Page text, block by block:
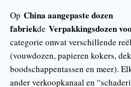
Op China aangepaste dozen
fabriekde Verpakkingsdozen
categorie omvat verschillende
(vouwdozen, papieren kokers,
boodschappentassen en meer).
ander verkoopkanaal en